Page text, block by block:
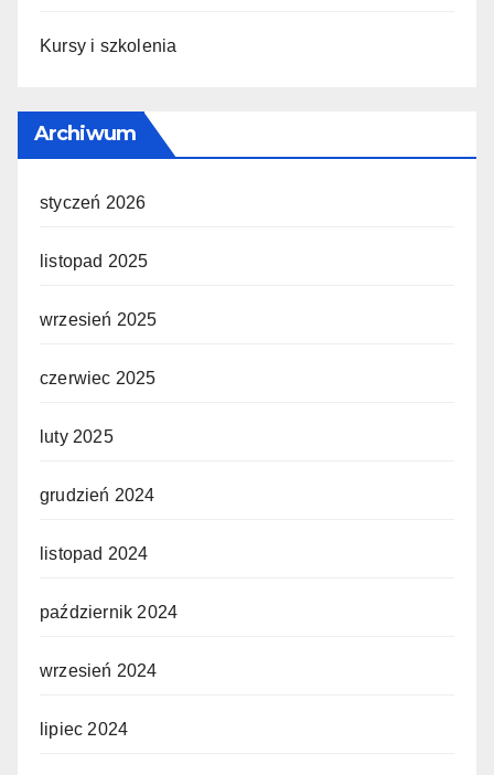
Kursy i szkolenia
Archiwum
styczeń 2026
listopad 2025
wrzesień 2025
czerwiec 2025
luty 2025
grudzień 2024
listopad 2024
październik 2024
wrzesień 2024
lipiec 2024